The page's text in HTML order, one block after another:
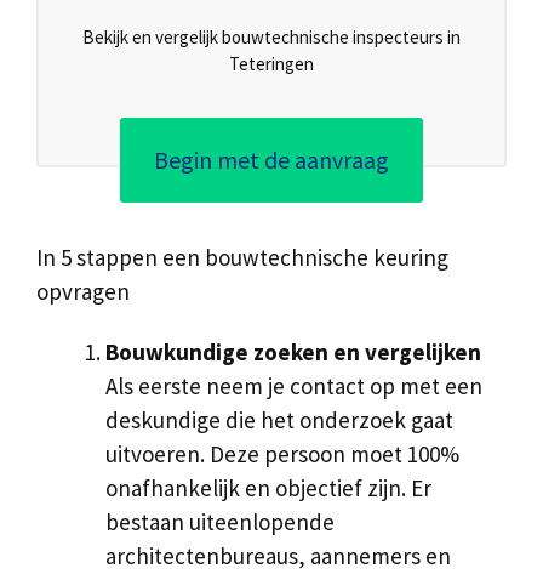
Bekijk en vergelijk bouwtechnische inspecteurs in
Teteringen
Begin met de aanvraag
In 5 stappen een bouwtechnische keuring
opvragen
Bouwkundige zoeken en vergelijken
Als eerste neem je contact op met een
deskundige die het onderzoek gaat
uitvoeren. Deze persoon moet 100%
onafhankelijk en objectief zijn. Er
bestaan uiteenlopende
architectenbureaus, aannemers en